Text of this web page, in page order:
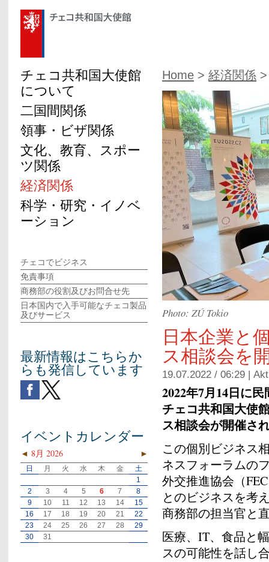
Home > 経済関係
Photo: ZÚ Tokio
日本企業と
ス相談会を
19.07.2022 / 06:29 |
2022年7月14日に
チェコ共和国大使
ス相談会が開催さ
この個別ビジネス
ネスフォーラムの
外交推進協会（
とのビジネスを考
商務部の担当官と
医療、IT、食品と
スの可能性を話し
チェコ共和国大使館
について
二国間関係
領事・ビザ関係
文化、教育、スポー
ツ関係
経済関係
科学・研究・イノベ
ーション
チェコでビジネス
免責事項
商務部の役割及びお問合せ先
日本国内で入手可能なチェコ製品
及びサービス
最新情報はこちらか
らも発信しています
イベントカレンダー
◄ ►
8月 2026
日 月 火 水 木 金
土
1
2
3 4 5 6 7
8
9
10 11 12 13 14
15
16
17 18 19 20 21
22
23
24 25 26 27 28
29
30
31